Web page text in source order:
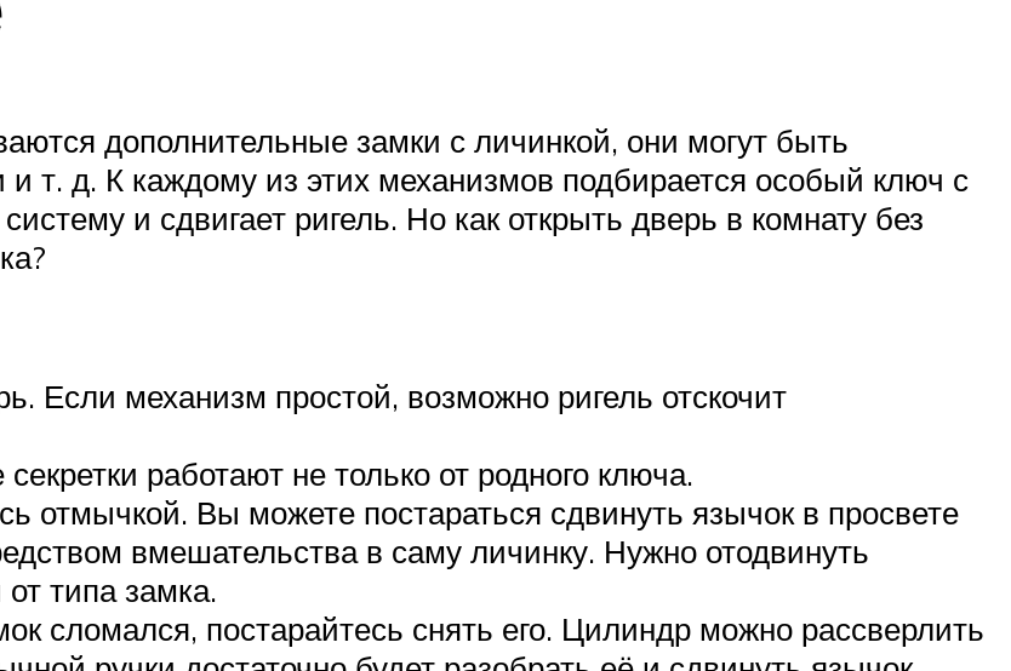
дополнительные замки с личинкой, они могут быть
т. д. К каждому из этих механизмов подбирается особый ключ с
и сдвигает ригель. Но как открыть дверь в комнату без
Если механизм простой, возможно ригель отскочит
работают не только от родного ключа.
отмычкой. Вы можете постараться сдвинуть язычок в просвете
вмешательства в саму личинку. Нужно отодвинуть
типа замка.
сломался, постарайтесь снять его. Цилиндр можно рассверлить